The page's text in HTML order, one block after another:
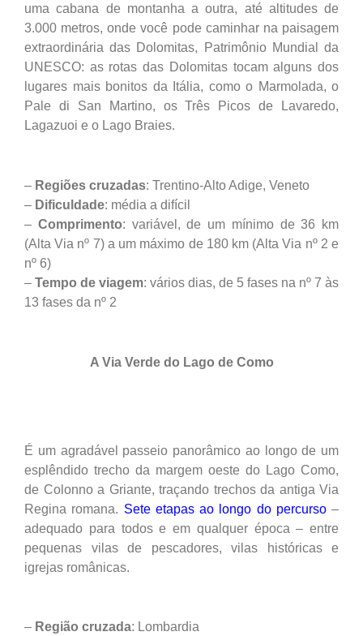
uma cabana de montanha a outra, até altitudes de
3.000 metros, onde você pode caminhar na paisagem
extraordinária das Dolomitas, Patrimônio Mundial da
UNESCO: as rotas das Dolomitas tocam alguns dos
lugares mais bonitos da Itália, como o Marmolada, o
Pale di San Martino, os Três Picos de Lavaredo,
Lagazuoi e o Lago Braies.
– Regiões cruzadas: Trentino-Alto Adige, Veneto
– Dificuldade: média a difícil
– Comprimento: variável, de um mínimo de 36 km
(Alta Via nº 7) a um máximo de 180 km (Alta Via nº 2 e
nº 6)
– Tempo de viagem: vários dias, de 5 fases na nº 7 às
13 fases da nº 2
A Via Verde do Lago de Como
É um agradável passeio panorâmico ao longo de um
esplêndido trecho da margem oeste do Lago Como,
de Colonno a Griante, traçando trechos da antiga Via
Regina romana. Sete etapas ao longo do percurso–
adequado para todos e em qualquer época – entre
pequenas vilas de pescadores, vilas históricas e
igrejas românicas.
– Região cruzada: Lombardia